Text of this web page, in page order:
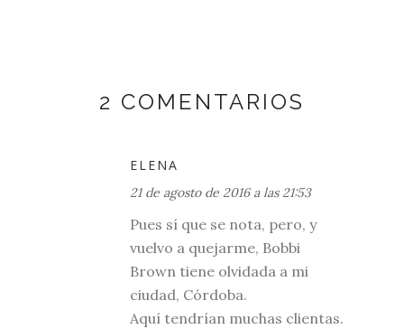
2 COMENTARIOS
ELENA
21 de agosto de 2016 a las 21:53
Pues sí que se nota, pero, y
vuelvo a quejarme, Bobbi
Brown tiene olvidada a mi
ciudad, Córdoba.
Aquí tendrían muchas clientas.